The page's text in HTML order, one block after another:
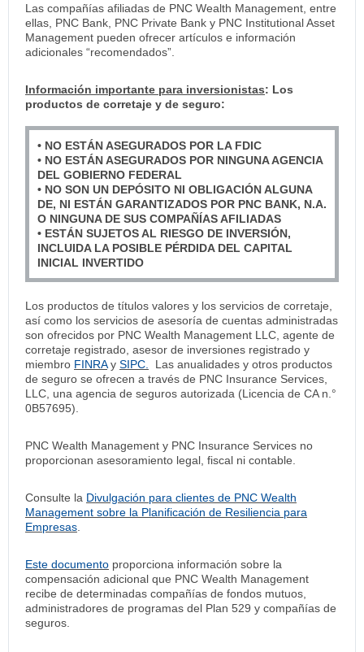
Las compañías afiliadas de PNC Wealth Management, entre
ellas, PNC Bank, PNC Private Bank y PNC Institutional Asset
Management pueden ofrecer artículos e información
adicionales “recomendados”.
Información importante para inversionistas: Los
productos de corretaje y de seguro:
• NO ESTÁN ASEGURADOS POR LA FDIC
• NO ESTÁN ASEGURADOS POR NINGUNA AGENCIA
DEL GOBIERNO FEDERAL
• NO SON UN DEPÓSITO NI OBLIGACIÓN ALGUNA
DE, NI ESTÁN GARANTIZADOS POR PNC BANK, N.A.
O NINGUNA DE SUS COMPAÑÍAS AFILIADAS
• ESTÁN SUJETOS AL RIESGO DE INVERSIÓN,
INCLUIDA LA POSIBLE PÉRDIDA DEL CAPITAL
INICIAL INVERTIDO
Los productos de títulos valores y los servicios de corretaje,
así como los servicios de asesoría de cuentas administradas
son ofrecidos por PNC Wealth Management LLC, agente de
corretaje registrado, asesor de inversiones registrado y
miembro FINRAy SIPC.
Las anualidades y otros productos
de seguro se ofrecen a través de PNC Insurance Services,
LLC, una agencia de seguros autorizada (Licencia de CA n.°
0B57695).
PNC Wealth Management y PNC Insurance Services no
proporcionan asesoramiento legal, fiscal ni contable.
Consulte la Divulgación para clientes de PNC Wealth
Management sobre la Planificación de Resiliencia para
Empresas
Este documento proporciona información sobre la
compensación adicional que PNC Wealth Management
recibe de determinadas compañías de fondos mutuos,
administradores de programas del Plan 529 y compañías de
seguros.